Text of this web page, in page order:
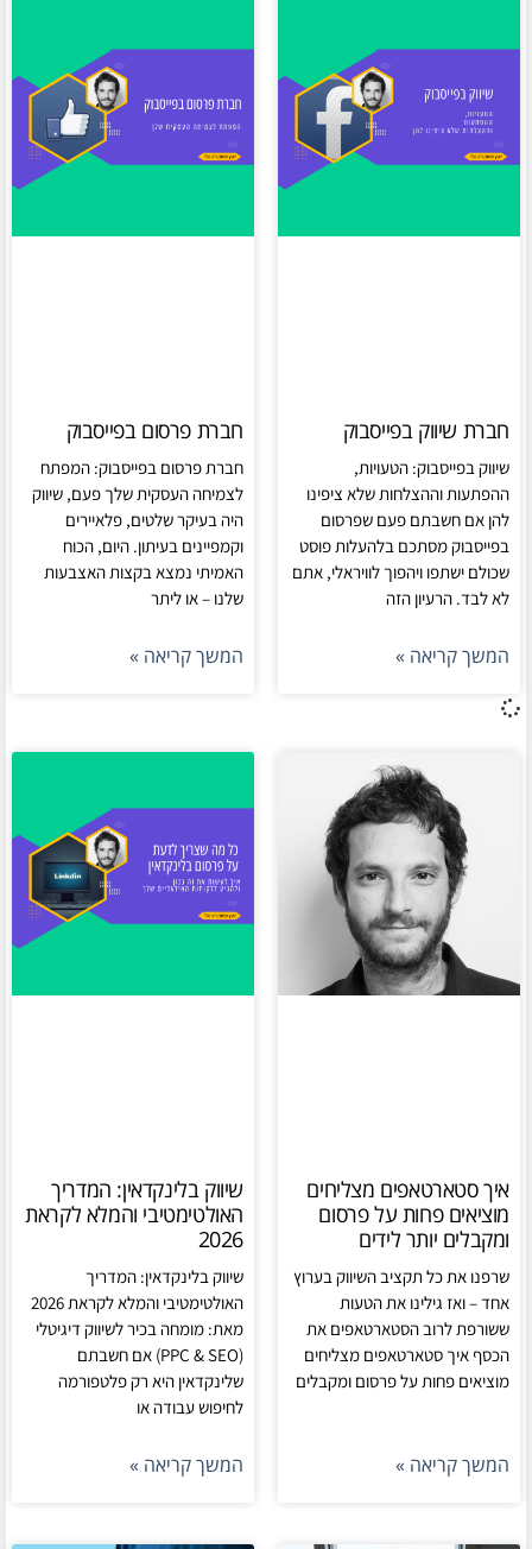
חברת שיווק בפייסבוק
שיווק בפייסבוק: הטעויות,
ההפתעות וההצלחות שלא ציפינו
להן אם חשבתם פעם שפרסום
בפייסבוק מסתכם בלהעלות פוסט
שכולם ישתפו ויהפוך לוויראלי, אתם
לא לבד. הרעיון הזה
המשך קריאה »
חברת פרסום בפייסבוק
חברת פרסום בפייסבוק: המפתח
לצמיחה העסקית שלך פעם, שיווק
היה בעיקר שלטים, פלאיירים
וקמפיינים בעיתון. היום, הכוח
האמיתי נמצא בקצות האצבעות
שלנו – או ליתר
המשך קריאה »
איך סטארטאפים מצליחים
מוציאים פחות על פרסום
ומקבלים יותר לידים
שרפנו את כל תקציב השיווק בערוץ
אחד – ואז גילינו את הטעות
ששורפת לרוב הסטארטאפים את
הכסף איך סטארטאפים מצליחים
מוציאים פחות על פרסום ומקבלים
המשך קריאה »
שיווק בלינקדאין: המדריך
האולטימטיבי והמלא לקראת
2026
שיווק בלינקדאין: המדריך
מאת: מומחה בכיר לשיווק דיגיטלי
(PPC & SEO) אם חשבתם
שלינקדאין היא רק פלטפורמה
לחיפוש עבודה או
המשך קריאה »